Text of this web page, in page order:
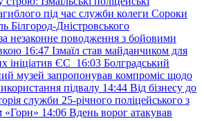
під час служби колеги Сороки
Білгород-Дністровського
незаконне поводження з бойовими
16:47 Ізмаїл став майданчиком для
ініціатив ЄС 16:03 Болградський
музей запропонував компроміс щодо
підвалу 14:44 Від бізнесу до
служби 25-річного поліцейського з
«Горн» 14:06 Вдень ворог атакував